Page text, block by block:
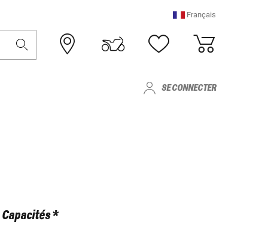
Français
SE CONNECTER
Capacités *